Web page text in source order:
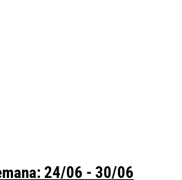
24/06 - 30/06